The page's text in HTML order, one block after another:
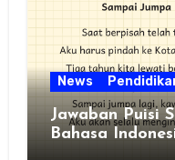
News
Jawaban Puisi
Bahasa